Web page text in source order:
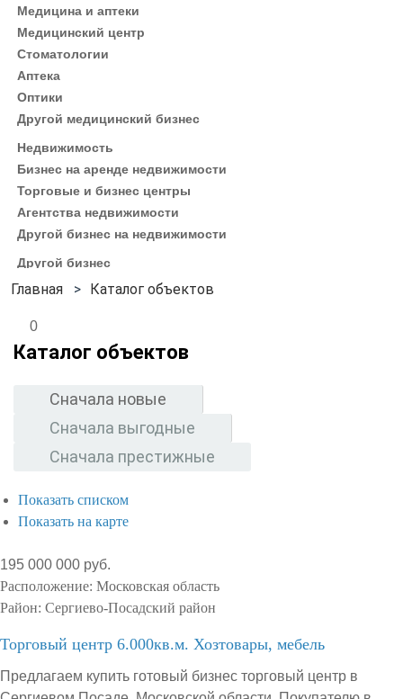
Медицина и аптеки
Медицинский центр
Стоматологии
Аптека
Оптики
Другой медицинский бизнес
Недвижимость
Бизнес на аренде недвижимости
Торговые и бизнес центры
Агентства недвижимости
Другой бизнес на недвижимости
Другой бизнес
Каталог объектов
0
Каталог объектов
Сначала новые
Сначала выгодные
Сначала престижные
Показать списком
Показать на карте
195 000 000 руб.
Расположение: Московская область
Район: Сергиево-Посадский район
Торговый центр 6.000кв.м. Хозтовары, мебель
Предлагаем купить готовый бизнес торговый центр в